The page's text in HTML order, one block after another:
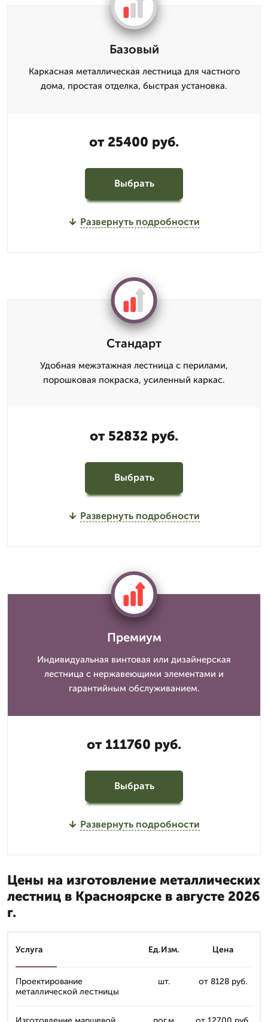
Базовый
Каркасная металлическая лестница для частного
дома, простая отделка, быстрая установка.
от 25400 руб.
Выбрать
Развернуть подробности
Стандарт
Удобная межэтажная лестница с перилами,
порошковая покраска, усиленный каркас.
от 52832 руб.
Выбрать
Развернуть подробности
Премиум
Индивидуальная винтовая или дизайнерская
лестница с нержавеющими элементами и
гарантийным обслуживанием.
от 111760 руб.
Выбрать
Развернуть подробности
Цены на изготовление металлических
лестниц в Красноярске в августе 2026
г.
Услуга Ед.Изм. Цена
Проектирование
металлической лестницы
шт. от 8128 руб.